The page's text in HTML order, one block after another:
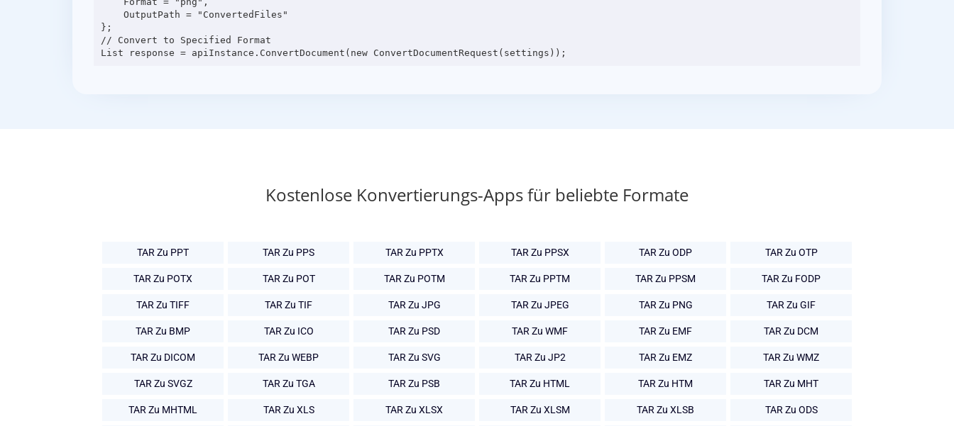
};
// Convert to Specified Format
Kostenlose Konvertierungs-Apps für beliebte Formate
TAR Zu PPT TAR Zu PPS TAR Zu PPTX TAR Zu PPSX TAR Zu ODP TAR Zu OTP
TAR Zu POTX TAR Zu POT TAR Zu POTM TAR Zu PPTM TAR Zu PPSM TAR Zu FODP
TAR Zu TIFF TAR Zu TIF TAR Zu JPG TAR Zu JPEG TAR Zu PNG TAR Zu GIF
TAR Zu BMP TAR Zu ICO TAR Zu PSD TAR Zu WMF TAR Zu EMF TAR Zu DCM
TAR Zu DICOM TAR Zu WEBP TAR Zu SVG TAR Zu JP2 TAR Zu EMZ TAR Zu WMZ
TAR Zu SVGZ TAR Zu TGA TAR Zu PSB TAR Zu HTML TAR Zu HTM TAR Zu MHT
TAR Zu MHTML TAR Zu XLS TAR Zu XLSX TAR Zu XLSM TAR Zu XLSB TAR Zu ODS